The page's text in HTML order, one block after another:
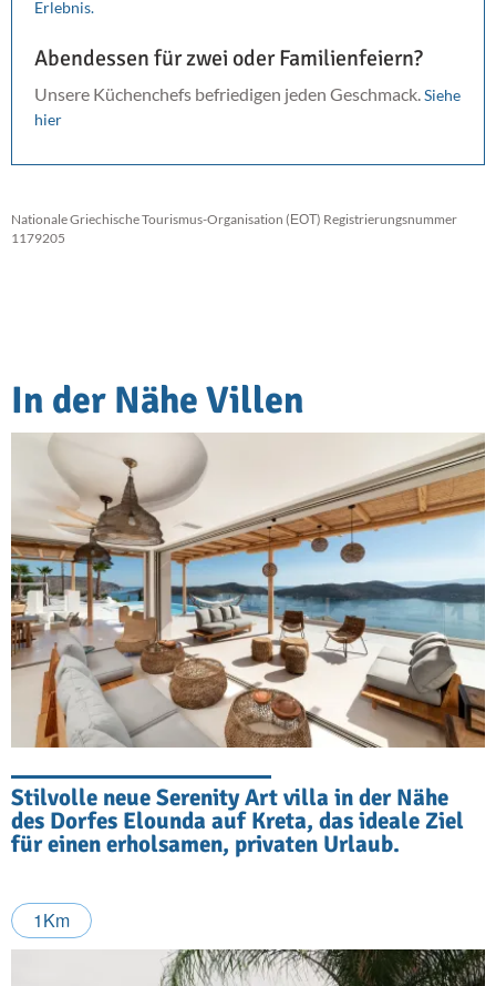
Erlebnis.
Abendessen für zwei oder Familienfeiern?
Unsere Küchenchefs befriedigen jeden Geschmack.Siehe
hier
Nationale Griechische Tourismus-Organisation (ΕΟΤ) Registrierungsnummer
1179205
In der Nähe Villen
Stilvolle neue Serenity Art villa in der Nähe
des Dorfes Elounda auf Kreta, das ideale Ziel
für einen erholsamen, privaten Urlaub.
1Km